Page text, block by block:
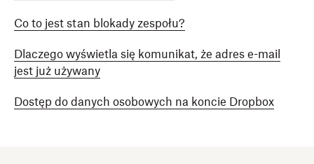
Co to jest stan blokady zespołu?
Dlaczego wyświetla się komunikat, że adres e-mail
jest już używany
Dostęp do danych osobowych na koncie Dropbox